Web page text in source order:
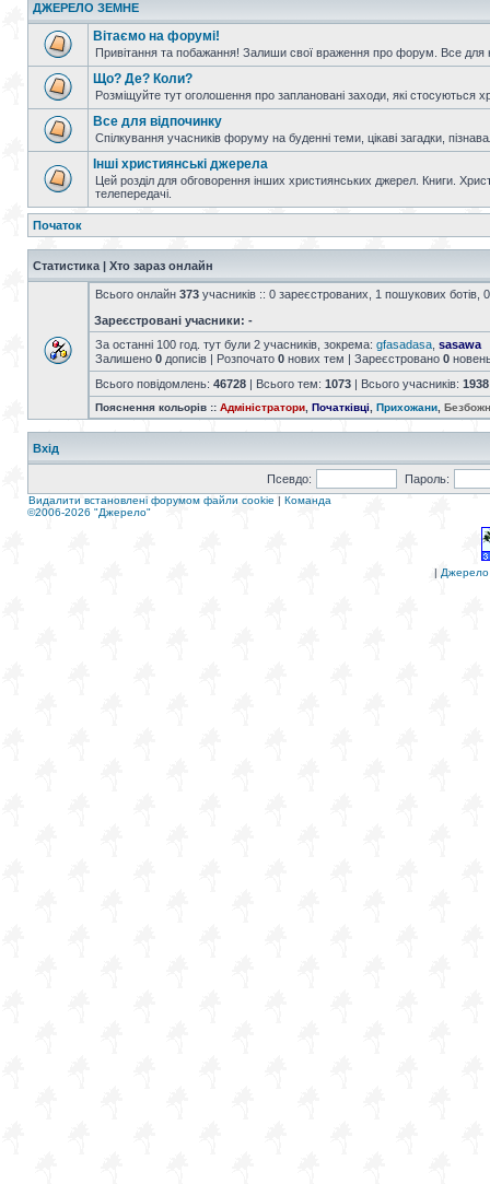
ДЖЕРЕЛО ЗЕМНЕ
Вітаємо на форумі!
Привітання та побажання! Залиши свої враження про форум. Все для
Що? Де? Коли?
Розміщуйте тут оголошення про заплановані заходи, які стосуються
Все для відпочинку
Спілкування учасників форуму на буденні теми, цікаві загадки,
Інші християнські джерела
Цей розділ для обговорення інших християнських джерел. Книги.
телепередачі.
Початок
Статистика | Хто зараз онлайн
Всього онлайн 373 учасників :: 0 зареєстрованих, 1 пошукових ботів,
Зареєстровані учасники: -
За останні 100 год. тут були 2 учасників, зокрема: gfasadasa sasawa
Залишено 0 дописів | Розпочато 0 нових тем | Зареєстровано 0
Всього повідомлень: 46728 | Всього тем: 1073 | Всього учасників: 1938
Пояснення кольорів :: Адміністратори Початківці Прихожани
Вхід
Псевдо: Пароль:
Видалити встановлені форумом файли cookie | Команда
©2006-2026 "Джерело"
| Джерело